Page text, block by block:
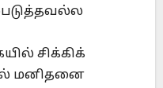
சிக்கிக்
மனிதனை